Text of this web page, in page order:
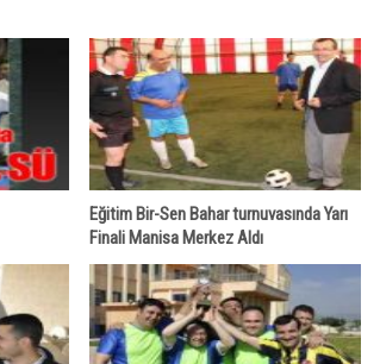
Eğitim Bir-Sen Bahar turnuvasında Yarı
Finali Manisa Merkez Aldı